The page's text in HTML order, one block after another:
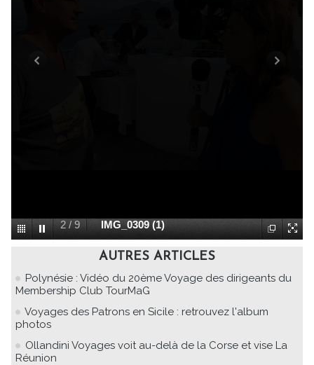
2 /9 IMG_0309 (1)
AUTRES ARTICLES
Polynésie : Vidéo du 20ème Voyage des dirigeants du
Membership Club TourMaG
Voyages des Patrons en Sicile : retrouvez l'album
photos
Ollandini Voyages voit au-delà de la Corse et vise La
Réunion